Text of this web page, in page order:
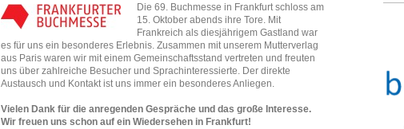
Die 69. Buchmesse in Frankfurt schloss am
15. Oktober abends ihre Tore. Mit
Frankreich als diesjährigem Gastland war
es für uns ein besonderes Erlebnis. Zusammen mit unserem Mutterverlag
aus Paris waren wir mit einem Gemeinschaftsstand vertreten und freuten
uns über zahlreiche Besucher und Sprachinteressierte. Der direkte
Austausch und Kontakt ist uns immer ein besonderes Anliegen.
Vielen Dank für die anregenden Gespräche und das große Interesse.
Wir freuen uns schon auf ein Wiedersehen in Frankfurt!